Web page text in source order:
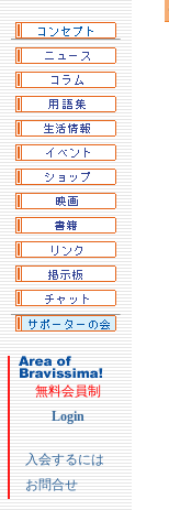
無料会員制
Login
入会するには
お問合せ